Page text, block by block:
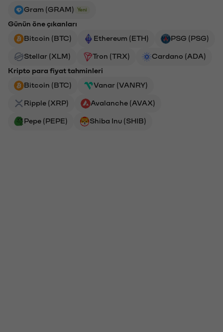
Gram (GRAM)
Yeni
Günün öne çıkanları
Bitcoin (BTC)
Ethereum (ETH) PSG (PSG)
Stellar (XLM) Tron (TRX)
Cardano (ADA)
Kripto para fiyat tahminleri
Bitcoin (BTC)
Vanar (VANRY)
Ripple (XRP) Avalanche (AVAX)
Pepe (PEPE) Shiba Inu (SHIB)